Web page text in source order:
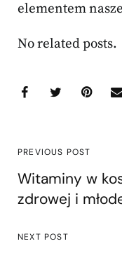
elementem
No related posts.
PREVIOUS POST
Witaminy w
zdrowej i
NEXT POST